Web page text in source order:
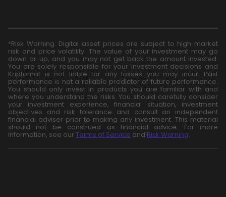
*Risk Warning: Digital asset prices are subject to high market
risk and price volatility. The value of your investment may go
down or up, and you may not get back the amount invested.
You are solely responsible for your investment decisions and
Kriptomat is not liable for any losses you may incur. Past
performance is not a reliable predictor of future performance.
You should only invest in products you are familiar with and
where you understand the risks. You should carefully consider
your investment experience, financial situation, investment
objectives and risk tolerance and consult an independent
financial adviser prior to making any investment. This material
should not be construed as financial advice. For more
information, see our Terms of Service and Risk Warning.